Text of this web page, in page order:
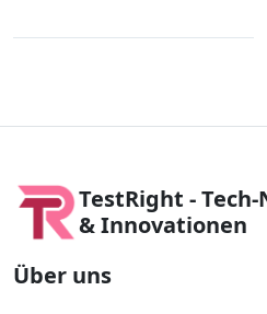
TestRight -
& Innovationen
Über uns